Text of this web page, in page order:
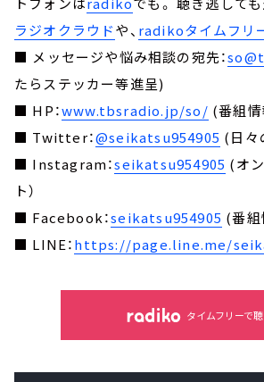
ラジオクラウドや、 radikoタイムフリ
■ メッセージや悩み相談の宛先：
たらステッカー等進呈)
■ HP：www.tbsradio.jp/so/ (番組
■ Twitter：@seikatsu954905 (日々
■ Instagram：seikatsu954905 (オ
ト）
■ Facebook：seikatsu954905 (番組
■ LINE：https://page.line.me/
タイムフリーで聴